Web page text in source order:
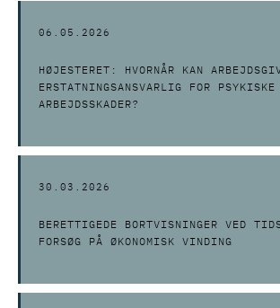
06.05.2026
HØJESTERET: HVORNÅR KAN
ERSTATNINGSANSVARLIG FOR PSYKISKE
ARBEJDSSKADER?
30.03.2026
BERETTIGEDE BORTVISNINGER VED
FORSØG PÅ ØKONOMISK VINDING